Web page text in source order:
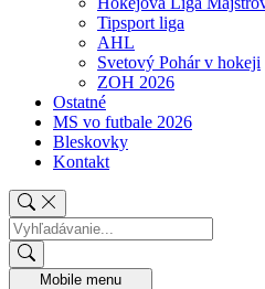
Tipsport liga
AHL
Svetový Pohár v hokeji
ZOH 2026
Ostatné
MS vo futbale 2026
Bleskovky
Kontakt
Mobile menu